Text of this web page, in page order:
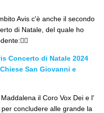
Avis c'è anche il secondo
di Natale, del quale ho
Concerto di Natale 2024
San Giovanni e
il Coro Vox Dei e l'
concludere alle grande la